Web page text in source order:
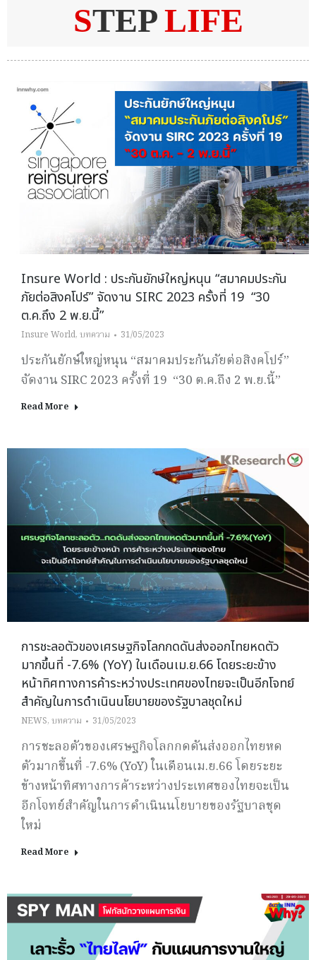
STEP LIFE
Insure World : ประกันยักษ์ใหญ่หนุน “สมาคมประกัน
ภัยต่อสิงคโปร์” จัดงาน SIRC 2023 ครั้งที่ 19 “30
ต.ค.ถึง 2 พ.ย.นี้”
Insure World, บทความ 31/05/2023
ประกันยักษ์ใหญ่หนุน “สมาคมประกันภัยต่อสิงคโปร์”
จัดงาน SIRC 2023 ครั้งที่ 19 “30 ต.ค.ถึง 2 พ.ย.นี้”
Read More
การชะลอตัวของเศรษฐกิจโลกกดดันส่งออกไทยหดตัว
มากขึ้นที่ -7.6% (YoY) ในเดือนเม.ย.66 โดยระยะข้าง
หน้าทิศทางการค้าระหว่างประเทศของไทยจะเป็นอีกโจทย์
สำคัญในการดำเนินนโยบายของรัฐบาลชุดใหม่
NEWS, บทความ 31/05/2023
การชะลอตัวของเศรษฐกิจโลกกดดันส่งออกไทยหด
ตัวมากขึ้นที่ -7.6% (YoY) ในเดือนเม.ย.66 โดยระยะ
ข้างหน้าทิศทางการค้าระหว่างประเทศของไทยจะเป็น
อีกโจทย์สำคัญในการดำเนินนโยบายของรัฐบาลชุด
ใหม่
Read More